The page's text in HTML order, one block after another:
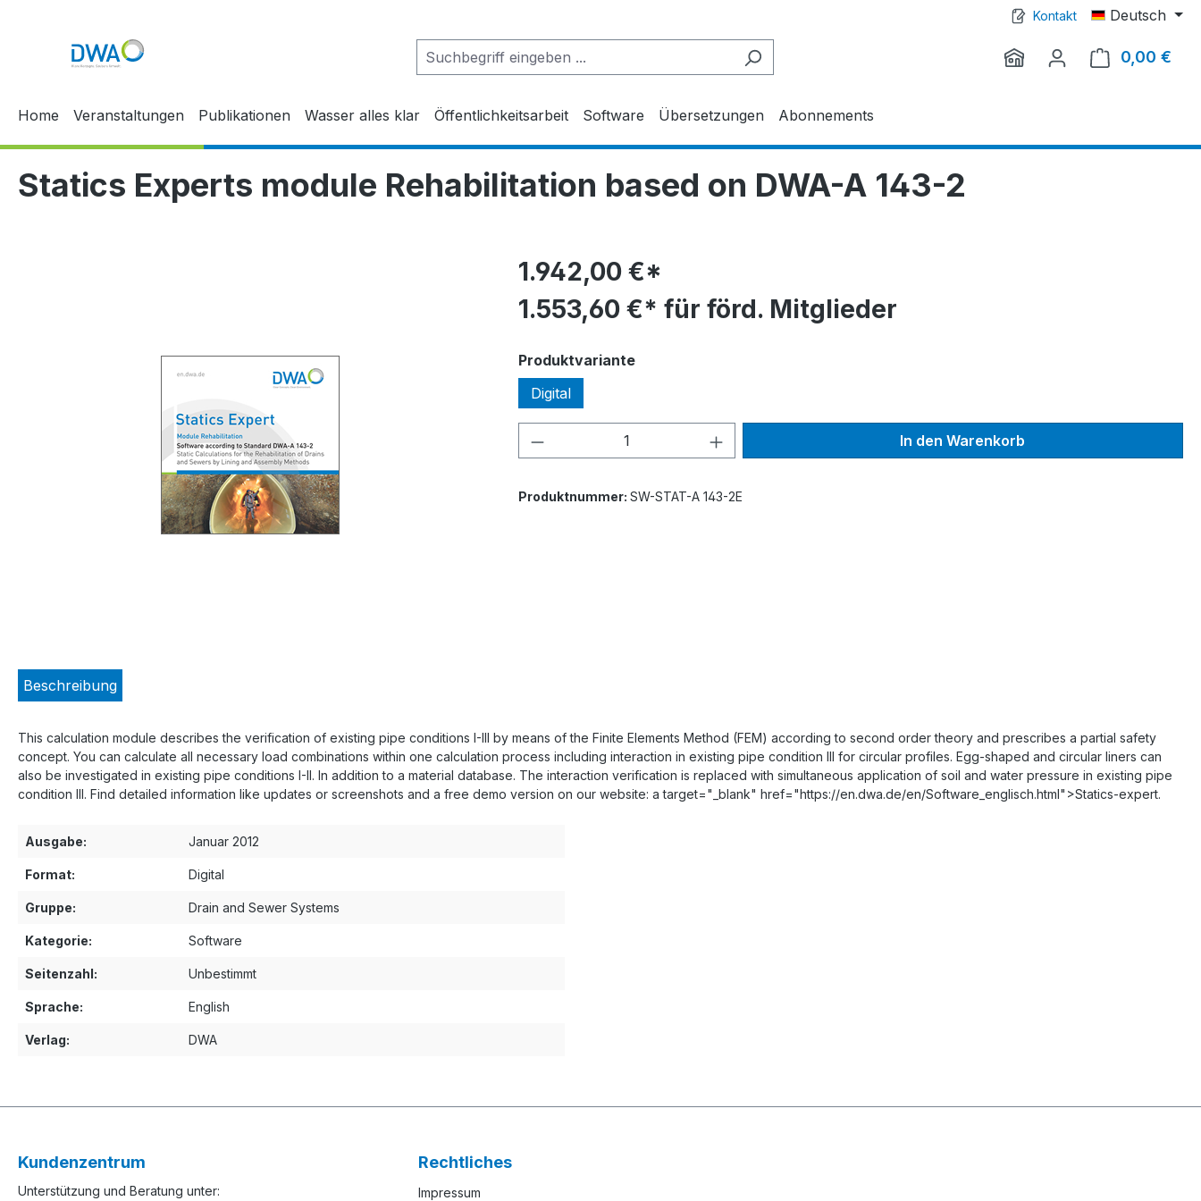
Kontakt Deutsch
0,00 €
Home Veranstaltungen Publikationen Wasser alles klar Öffentlichkeitsarbeit Software Übersetzungen Abonnements
Statics Experts module Rehabilitation based on DWA-A 143-2
1.942,00 €*
1.553,60 €* für förd. Mitglieder
Produktvarianteauswählen
Digital
Produkt Anzahl: Gib den gewünschten Wert ein oder benutze
In den Warenkorb
Produktnummer: SW-STAT-A 143-2E
Beschreibung
This calculation module describes the verification of existing pipe conditions I-III by means of the Finite Elements Method (FEM) according to second order theory and prescribes a partial safety
concept. You can calculate all necessary load combinations within one calculation process including interaction in existing pipe condition III for circular profiles. Egg-shaped and circular liners can
also be investigated in existing pipe conditions I-II. In addition to a material database. The interaction verification is replaced with simultaneous application of soil and water pressure in existing pipe
condition III. Find detailed information like updates or screenshots and a free demo version on our website: a target="_blank" href="https://en.dwa.de/en/Software_englisch.html">Statics-expert.
Ausgabe: Januar 2012
Format: Digital
Gruppe: Drain and Sewer Systems
Kategorie: Software
Seitenzahl: Unbestimmt
Sprache: English
Verlag: DWA
Kundenzentrum
Unterstützung und Beratung unter:
Rechtliches
Impressum